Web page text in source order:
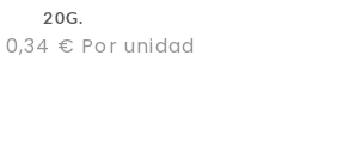
20G.
0,34 € Por unidad